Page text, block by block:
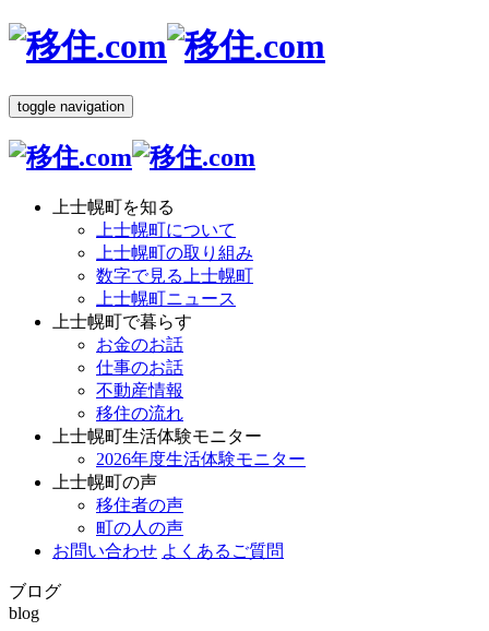
toggle navigation
上士幌町を知る
上士幌町について
上士幌町の取り組み
数字で見る上士幌町
上士幌町ニュース
上士幌町で暮らす
お金のお話
仕事のお話
不動産情報
移住の流れ
上士幌町生活体験モニター
2026年度生活体験モニター
上士幌町の声
移住者の声
町の人の声
お問い合わせ よくあるご質問
ブログ
blog